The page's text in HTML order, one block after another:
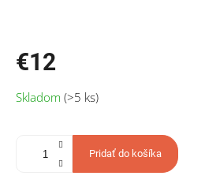
€12
cena:
Skladom (>5 ks)
Pridať do košíka